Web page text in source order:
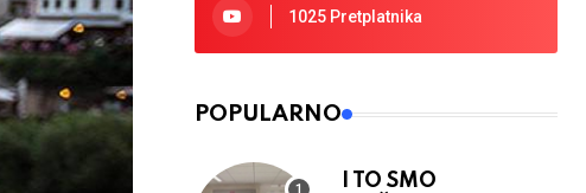
1025 Pretplatnika
POPULARNO
I TO SMO